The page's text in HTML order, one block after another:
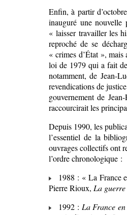
Enfin, à partir
inauguré une nouvelle
« laisser travailler les
reproché de se
« crimes d’État », mais
loi de 1979 qui a fait
notamment, de Jean-
revendications de
gouvernement de
raccourcirait les
Depuis 1990, les
l’essentiel de la
ouvrages collectifs ont
l’ordre chronologique :
1988 : « La France
Pierre Rioux, La
1992 : La France